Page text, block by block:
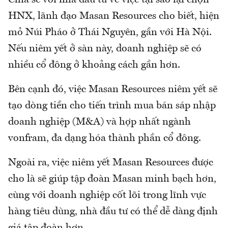
HNX, lãnh đạo Masan Resources cho biết, hiện
mỏ Núi Pháo ở Thái Nguyên, gần với Hà Nội.
Nếu niêm yết ở sàn này, doanh nghiệp sẽ có
nhiều cổ đông ở khoảng cách gần hơn.
Bên cạnh đó, việc Masan Resources niêm yết sẽ
tạo dòng tiền cho tiến trình mua bán sáp nhập
doanh nghiệp (M&A) và hợp nhất ngành
vonfram, đa dạng hóa thành phần cổ đông.
Ngoài ra, việc niêm yết Masan Resources được
cho là sẽ giúp tập đoàn Masan minh bạch hơn,
cùng với doanh nghiệp cốt lõi trong lĩnh vực
hàng tiêu dùng, nhà đầu tư có thể dễ dàng định